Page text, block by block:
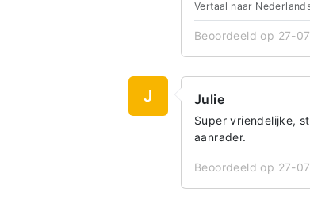
Vertaal naar
Beoordeeld op 27-
J Julie
Super vriendelijke,
aanrader.
Beoordeeld op 27-